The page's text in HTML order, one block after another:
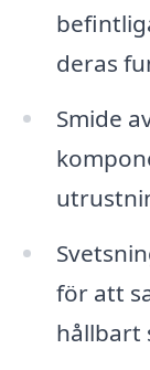
deras
Smide
för att
hållbart